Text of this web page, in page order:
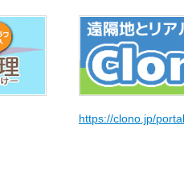
https://clono.jp/portal